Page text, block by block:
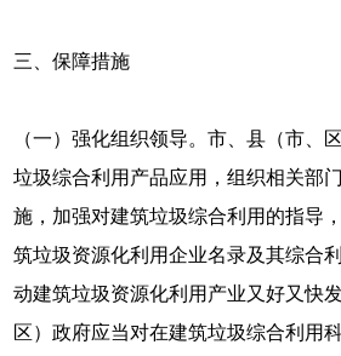
三、保障措施
（一）强化组织领导。市、县（市、
垃圾综合利用产品应用，组织相关部
施，加强对建筑垃圾综合利用的指导
筑垃圾资源化利用企业名录及其综合
动建筑垃圾资源化利用产业又好又快
区）政府应当对在建筑垃圾综合利用